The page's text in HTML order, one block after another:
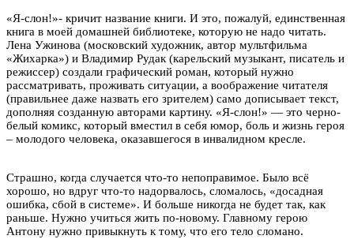
«Я-слон!»- кричит название книги. И это, пожалуй, единственная
книга в моей домашней библиотеке, которую не надо читать.
Лена Ужинова (московский художник, автор мультфильма
«Жихарка») и Владимир Рудак (карельский музыкант, писатель и
режиссер) создали графический роман, который нужно
рассматривать, проживать ситуации, а воображение читателя
(правильнее даже назвать его зрителем) само дописывает текст,
дополняя созданную авторами картину. «Я-слон!» — это черно-
белый комикс, который вместил в себя юмор, боль и жизнь героя
– молодого человека, оказавшегося в инвалидном кресле.
Страшно, когда случается что-то непоправимое. Было всё
хорошо, но вдруг что-то надорвалось, сломалось, «досадная
ошибка, сбой в системе». И больше никогда не будет так, как
раньше. Нужно учиться жить по-новому. Главному герою
Антону нужно привыкнуть к тому, что его тело сломано.